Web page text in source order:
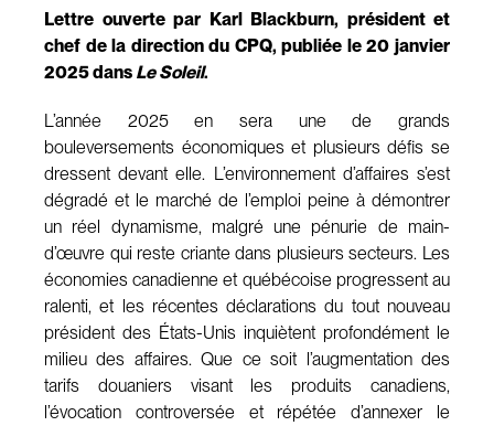
Lettre ouverte par Karl Blackburn, président et
chef de la direction du CPQ, publiée le 20 janvier
2025 dans Le Soleil.
L’année 2025 en sera une de grands
bouleversements économiques et plusieurs défis se
dressent devant elle. L’environnement d’affaires s’est
dégradé et le marché de l’emploi peine à démontrer
un réel dynamisme, malgré une pénurie de main-
d’œuvre qui reste criante dans plusieurs secteurs. Les
économies canadienne et québécoise progressent au
ralenti, et les récentes déclarations du tout nouveau
président des États-Unis inquiètent profondément le
milieu des affaires. Que ce soit l’augmentation des
tarifs douaniers visant les produits canadiens,
l’évocation controversée et répétée d’annexer le